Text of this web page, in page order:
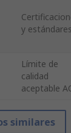
y estándares
Límite de
calidad
aceptable
similares